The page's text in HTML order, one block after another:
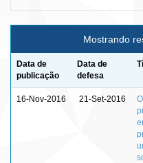
Mostrando
Data de
publicação
Data de
defesa
16-Nov-2016 21-Set-2016